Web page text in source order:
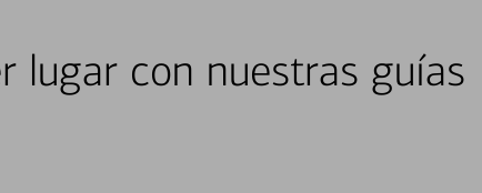
lugar con nuestras guías